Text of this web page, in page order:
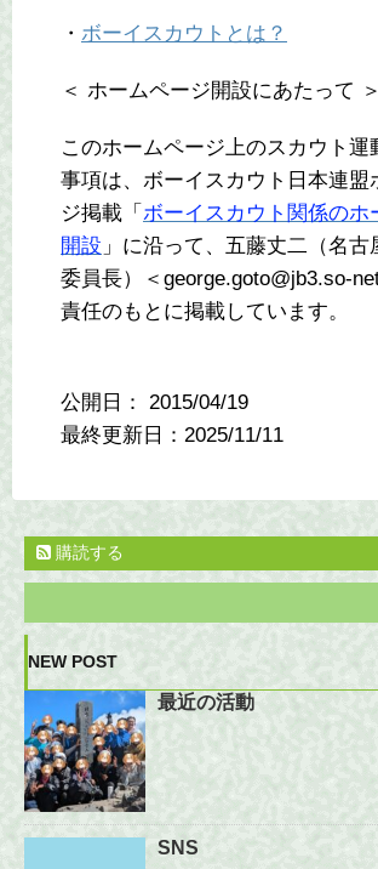
・ ボーイスカウトとは？
＜ ホームページ開設にあたって ＞
このホームページ上のスカウト運
事項は、ボーイスカウト日本連盟
ジ掲載「 ボーイスカウト関係のホ
開設 」に沿って、五藤丈二（名古
委員長）＜george.goto@jb3.so-
責任のもとに掲載しています。
公開日： 2015/04/19
最終更新日：2025/11/11
購読する
NEW POST
最近の活動
SNS